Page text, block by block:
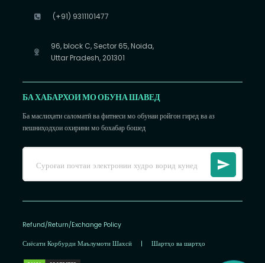
(+91) 9311101477
96, block C, Sector 65, Noida,
Uttar Pradesh, 201301
БА ХАБАРХОИ МО ОБУНА ШАВЕД
Ба маслиҳати саломатӣ ва фитнеси мо обунаи ройгон гиред ва аз
пешниҳодҳои охирини мо бохабар бошед
Refund/Return/Exchange Policy
Сиёсати Корбурди Маълумоти Шахсӣ | Шартҳо ва шартҳо